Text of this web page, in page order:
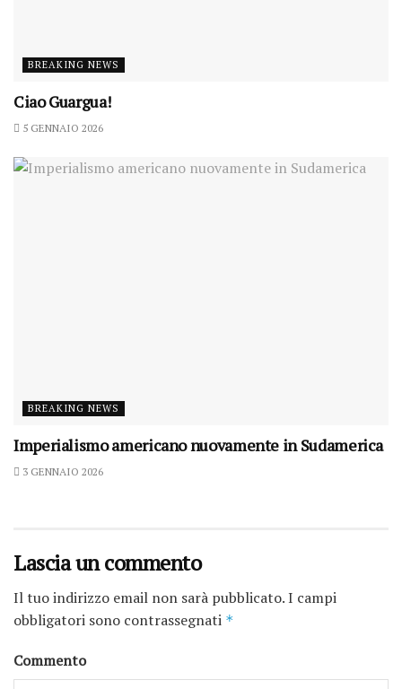
BREAKING NEWS
Ciao Guargua!
5 GENNAIO 2026
BREAKING NEWS
Imperialismo americano nuovamente in Sudamerica
3 GENNAIO 2026
Lascia un commento
Il tuo indirizzo email non sarà pubblicato.I campi
obbligatori sono contrassegnati *
Commento